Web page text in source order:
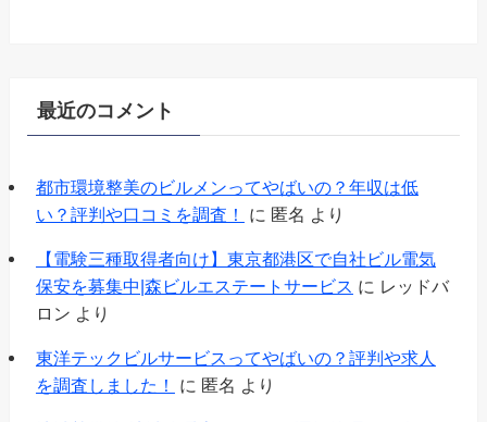
最近のコメント
都市環境整美のビルメンってやばいの？年収は低
い？評判や口コミを調査！
に 匿名 より
【電験三種取得者向け】東京都港区で自社ビル電気
保安を募集中|森ビルエステートサービス に レッドバ
ロン より
東洋テックビルサービスってやばいの？評判や求人
を調査しました！
に 匿名 より